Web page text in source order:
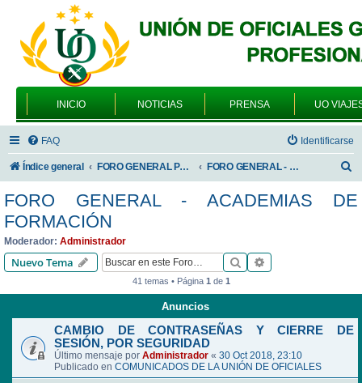
INICIO NOTICIAS PRENSA UO
FAQ Identificarse
Índice general FORO GENERAL PARA TODOS LOS USUARIOS FORO GENERAL - ACADEMIAS DE FORMACIÓN
s
FORO GENERAL - ACADEMIAS DE
FORMACIÓN
Moderador: Administrador
Nuevo Tema Buscar
41 temas • Página 1de 1
Anuncios
CAMBIO DE CONTRASEÑAS Y CIERRE DE
SESIÓN, POR SEGURIDAD
Último mensaje por Administrador « 30 Oct 2018, 23:10
Publicado en COMUNICADOS DE LA UNIÓN DE OFICIALES